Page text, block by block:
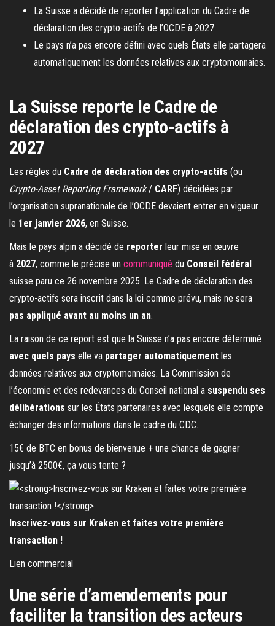
La Suisse a décidé de reporter l’application du Cadre de
déclaration des crypto-actifs de l’OCDE à 2027.
Le pays n’a pas encore défini avec quels États elle partagera
automatiquement les données relatives aux cryptomonnaies.
La Suisse reporte le Cadre de
déclaration des crypto-actifs à
2027
Les règles du Cadre de déclaration des crypto-actifs (ou
Crypto-Asset Reporting Framework/ CARF) décidées par
l’organisation supranationale de l’OCDE devaient entrer en vigueur
le 1er janvier 2026, en Suisse.
Mais le pays alpin a décidé de reporter leur mise en œuvre
à 2027, comme le précise un communiqué du Conseil fédéral
suisse paru ce 26 novembre 2025. Le Cadre de déclaration des
crypto-actifs sera inscrit dans la loi comme prévu, mais ne sera
pas appliqué avant au moins un an.
La raison de ce report est que la Suisse n’a pas encore déterminé
avec quels pays elle va partager automatiquement les
données relatives aux cryptomonnaies. La Commission de
l’économie et des redevances du Conseil national a suspendu ses
délibérations sur les États partenaires avec lesquels elle compte
échanger des informations dans le cadre du CDC.
15€ de BTC en bonus de bienvenue + une chance de gagner
jusqu’à 2500€, ça vous tente ?
Inscrivez-vous sur Kraken et faites votre première
transaction !
Lien commercial
Une série d’amendements pour
faciliter la transition des acteurs